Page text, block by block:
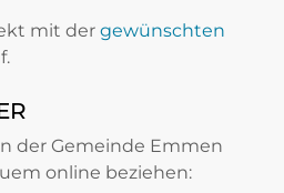
mit der gewünschten
der Gemeinde Emmen
online beziehen: